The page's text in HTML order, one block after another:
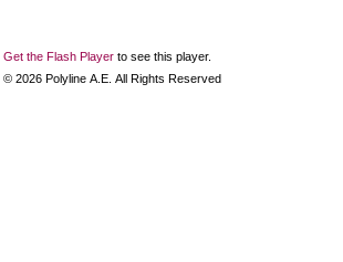
Get the Flash Player to see this player.
© 2026 Polyline Α.Ε. All Rights Reserved